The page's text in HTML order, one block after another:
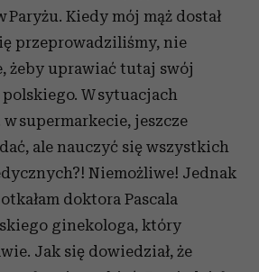
Paryżu. Kiedy mój mąż dostał
przeprowadziliśmy, nie
żeby uprawiać tutaj swój
W sytuacjach
supermarkecie, jeszcze
ale nauczyć się wszystkich
Niemożliwe! Jednak
doktora Pascala
ginekologa, który
Jak się dowiedział, że